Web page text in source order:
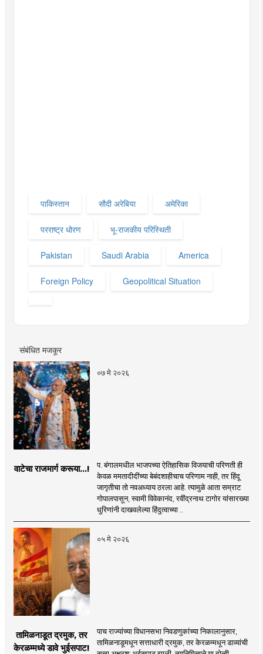
पाकिस्तान सौदी अरेबिया अमेरिका
परराष्ट्र धोरण भू-राजकीय परिस्थिती
Pakistan Saudi Arabia America
Foreign Policy Geopolitical Situation
संबंधित मजकूर
०७ मे २०२६
वाटेचा राजमार्ग करूया...!
प. बंगालमधील भाजपच्या ऐतिहासिक विजयाची परिणती ही
केवळ ममतादीदींच्या बेबंदशाहीचाच परिणाम नाही, तर हिंदू
जागृतीचा तो नवअध्याय ठरला आहे. त्यामुळे आता सम्राट
गोपालपासून, स्वामी विवेकानंद, रवींद्रनाथ टागोर यांसारख्या
धुरिणांनी दाखवलेल्या हिंदुत्वाच्या ..
०५ मे २०२६
तामिळनाडूत द्रमुक, तर
केरळम्मध्ये डावे भुईसपाट!
पाच राज्यांच्या विधानसभा निवडणुकांच्या निकालानुसार,
तामिळनाडूमधून सत्ताधारी द्रमुक, तर केरळम्मधून डाव्यांची